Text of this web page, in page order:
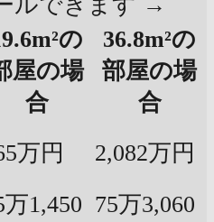
の
屋の場
合
36.8m²の
部屋の場
合
万円
2,082万円
万1,450 75万3,060